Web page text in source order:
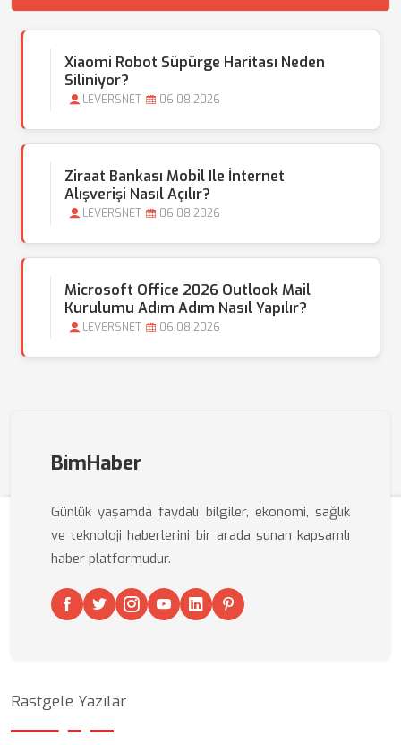
Xiaomi Robot Süpürge Haritası Neden
Siliniyor?
LEVERSNET 06.08.2026
Ziraat Bankası Mobil Ile İnternet
Alışverişi Nasıl Açılır?
LEVERSNET 06.08.2026
Microsoft Office 2026 Outlook Mail
Kurulumu Adım Adım Nasıl Yapılır?
LEVERSNET 06.08.2026
BimHaber
Günlük yaşamda faydalı bilgiler, ekonomi, sağlık
ve teknoloji haberlerini bir arada sunan kapsamlı
haber platformudur.
Rastgele Yazılar